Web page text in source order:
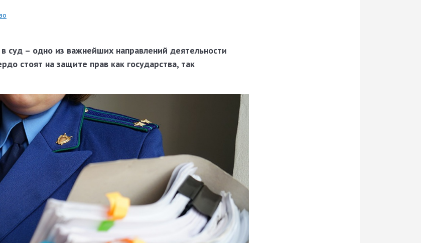
суд – одно из важнейших направлений деятельности
стоят на защите прав как государства, так